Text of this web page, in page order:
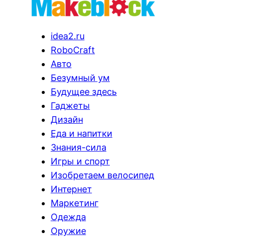
idea2.ru
RoboCraft
Авто
Безумный ум
Будущее здесь
Гаджеты
Дизайн
Еда и напитки
Знания-сила
Игры и спорт
Изобретаем велосипед
Интернет
Маркетинг
Одежда
Оружие